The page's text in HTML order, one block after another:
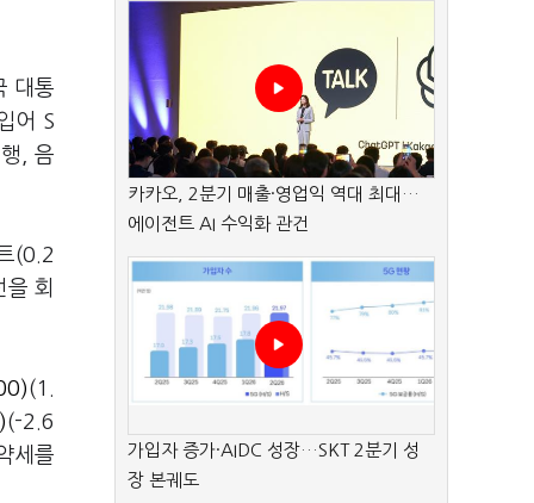
대통
어 S
, 음
(0.2
회
(1.
(-2.6
세를
카카오, 2분기 매출·영업익 역대 최대…
에이전트 AI 수익화 관건
가입자 증가·AIDC 성장…SKT 2분기 성
장 본궤도